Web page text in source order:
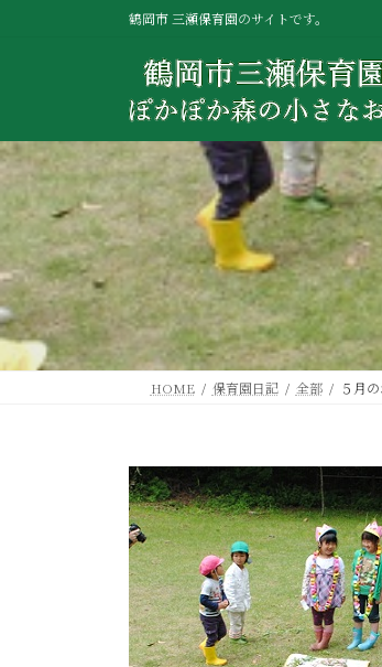
へ
ス
キ
プ
ョ
ン
に
動
鶴岡市 三瀬保育園のサイトです。
HOME 保育園日記 全部 ５月